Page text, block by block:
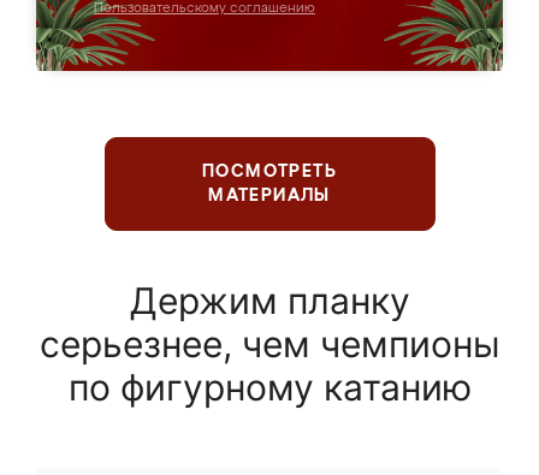
Пользовательскому соглашению
ПОСМОТРЕТЬ
МАТЕРИАЛЫ
Держим планку
серьезнее, чем чемпионы
по фигурному катанию